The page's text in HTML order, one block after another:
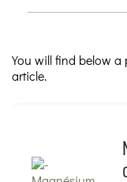
You will find below a
article.